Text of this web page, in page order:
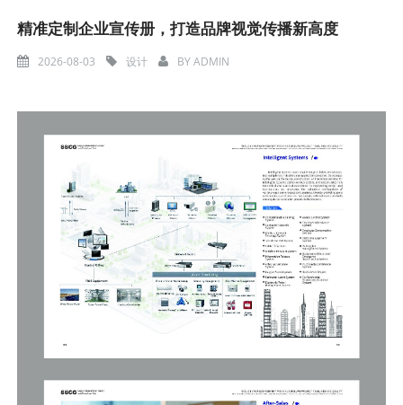
精准定制企业宣传册，打造品牌视觉传播新高度
2026-08-03 设计 BYADMIN